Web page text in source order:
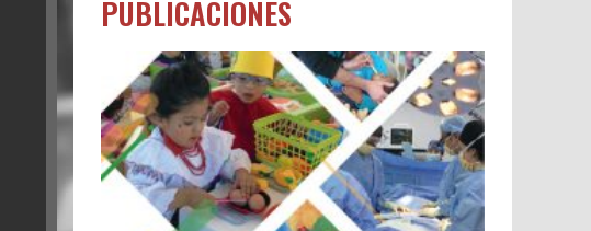
PUBLICACIONES